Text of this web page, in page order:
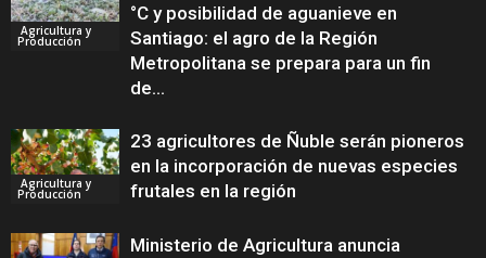
Agricultura y
Producción
°C y posibilidad de aguanieve en
Santiago: el agro de la Región
Metropolitana se prepara para un fin
de...
Agricultura y
Producción
23 agricultores de Ñuble serán pioneros
en la incorporación de nuevas especies
frutales en la región
Ministerio de Agricultura anuncia